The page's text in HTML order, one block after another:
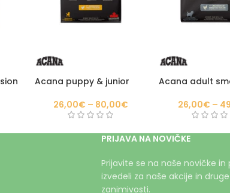
Acana puppy & junior
26,00€ – 80,00€
Acana adult
26,00€ –
PRIJAVA NA NOVIČKE
Prijavite se na naše novičke in
izvedeli za naše akcije in druge
zanimivosti.